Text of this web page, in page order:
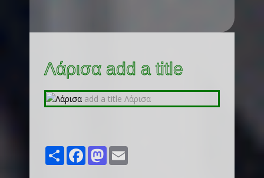
Λάρισα add a title
Share FacebookMastodon